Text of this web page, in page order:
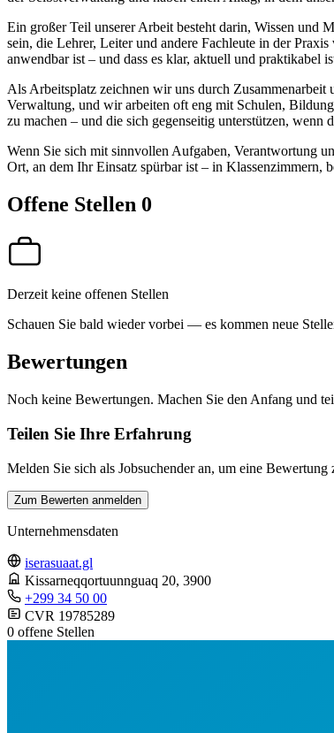
Ein großer Teil unserer Arbeit besteht darin, Wissen und
sein, die Lehrer, Leiter und andere Fachleute in der
anwendbar ist – und dass es klar, aktuell und praktikabel
Als Arbeitsplatz zeichnen wir uns durch
Verwaltung, und wir arbeiten oft eng mit Schulen,
zu machen – und die sich gegenseitig unterstützen,
Wenn Sie sich mit sinnvollen Aufgaben, Verantwortung
Ort, an dem Ihr Einsatz spürbar ist – in
Offene Stellen 0
Derzeit keine offenen Stellen
Schauen Sie bald wieder vorbei — es kommen neue
Bewertungen
Noch keine Bewertungen. Machen Sie den Anfang und
Teilen Sie Ihre Erfahrung
Melden Sie sich als Jobsuchender an, um eine Bewertung
Zum Bewerten anmelden
Unternehmensdaten
iserasuaat.gl
Kissarneqqortuunnguaq 20, 3900
+299 34 50 00
CVR 19785289
0 offene Stellen